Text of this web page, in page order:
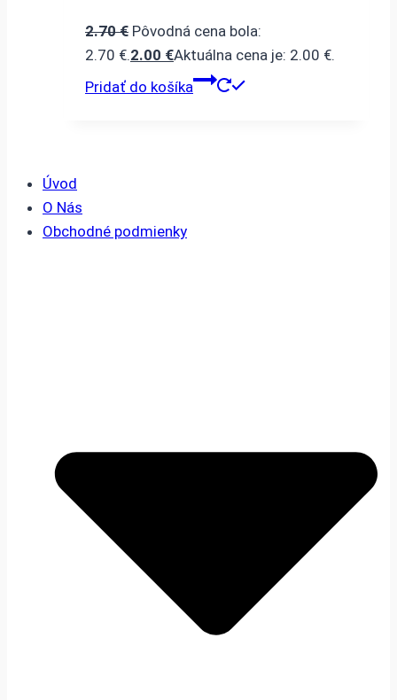
2.70€ Pôvodná cena bola:
2.70 €.2.00 €Aktuálna cena je: 2.00 €.
Pridať do košíka
Úvod
O Nás
Obchodné podmienky